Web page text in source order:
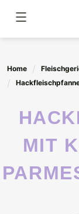
content
Home
HACKFLEISCHPFANNE
MIT